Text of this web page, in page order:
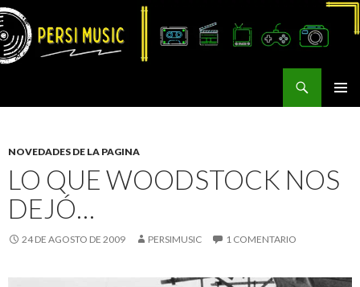
NOVEDADES DE LA PAGINA
LO QUE WOODSTOCK NOS
DEJÓ…
24 DE AGOSTO DE 2009 PERSIMUSIC 1 COMENTARIO